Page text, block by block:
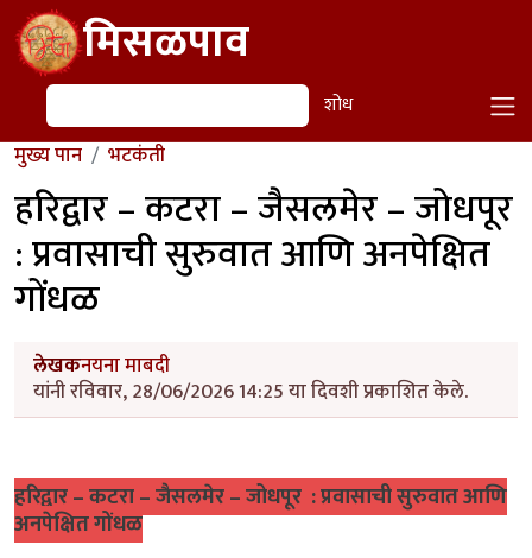
Skip to main contentमिसळपाव
शोध शोध
मुख्य पान भटकंती
हरिद्वार – कटरा – जैसलमेर – जोधपूर
: प्रवासाची सुरुवात आणि अनपेक्षित
गोंधळ
लेखकनयना माबदी
यांनी रविवार, 28/06/2026 14:25 या दिवशी प्रकाशित केले.
हरिद्वार – कटरा – जैसलमेर – जोधपूर : प्रवासाची सुरुवात आणि
अनपेक्षित गोंधळ